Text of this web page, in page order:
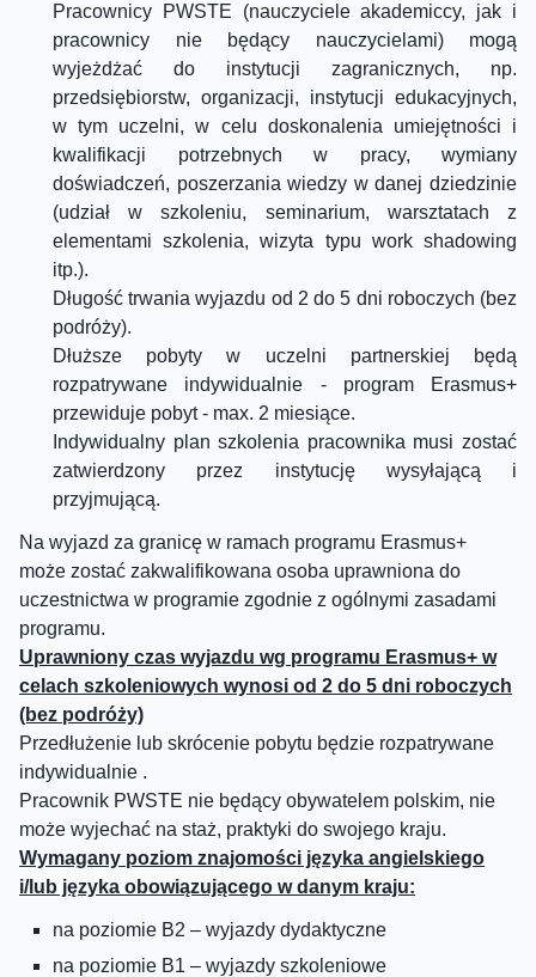
Pracownicy PWSTE (nauczyciele akademiccy, jak i
pracownicy nie będący nauczycielami) mogą
wyjeżdżać do instytucji zagranicznych, np.
przedsiębiorstw, organizacji, instytucji edukacyjnych,
w tym uczelni, w celu doskonalenia umiejętności i
kwalifikacji potrzebnych w pracy, wymiany
doświadczeń, poszerzania wiedzy w danej dziedzinie
(udział w szkoleniu, seminarium, warsztatach z
elementami szkolenia, wizyta typu work shadowing
itp.).
Długość trwania wyjazdu od 2 do 5 dni roboczych (bez
podróży).
Dłuższe pobyty w uczelni partnerskiej będą
rozpatrywane indywidualnie - program Erasmus+
przewiduje pobyt - max. 2 miesiące.
Indywidualny plan szkolenia pracownika musi zostać
zatwierdzony przez instytucję wysyłającą i
przyjmującą.
​Na wyjazd za granicę w ramach programu Erasmus+
może zostać zakwalifikowana osoba uprawniona do
uczestnictwa w programie zgodnie z ogólnymi zasadami
programu.
Uprawniony czas wyjazdu wg programu Erasmus+ w
celach szkoleniowych wynosi od 2 do 5 dni roboczych
(bez podróży)
Przedłużenie lub skrócenie pobytu będzie rozpatrywane
indywidualnie .
Pracownik PWSTE nie będący obywatelem polskim, nie
może wyjechać na staż, praktyki do swojego kraju.
Wymagany poziom znajomości języka angielskiego
i/lub języka obowiązującego w danym kraju:
na poziomie B2 – wyjazdy dydaktyczne
na poziomie B1 – wyjazdy szkoleniowe